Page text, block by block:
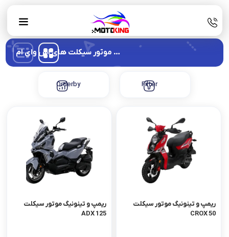
ریمپ و تیونینگ موتور سیکلت های اس وای ام(sym)
Orderby Filter
ریمپ و تینونیگ موتور سیکلت
ADX 125
ریمپ و تینونیگ موتور سیکلت
CROX 50